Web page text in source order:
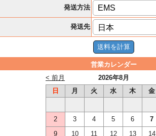
発送方法
発送先
営業カレンダー
2026年8月
< 前月
日
月 火 水 木 金
2
3 4 5 6 7
9
10 11 12 13 14